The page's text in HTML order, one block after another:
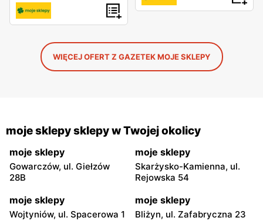
WIĘCEJ OFERT Z GAZETEK MOJE SKLEPY
moje sklepy sklepy w Twojej okolicy
moje sklepy
Gowarczów, ul. Giełzów
28B
moje sklepy
Skarżysko-Kamienna, ul.
Rejowska 54
moje sklepy
Wojtyniów, ul. Spacerowa 1
moje sklepy
Bliżyn, ul. Zafabryczna 23